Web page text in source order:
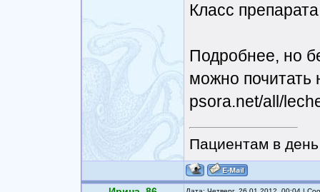
Класс
Подробнее, но
можно почитать
psora.net/all/
Пациентам в